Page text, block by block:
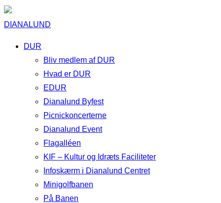
DIANALUND
DUR
Bliv medlem af DUR
Hvad er DUR
EDUR
Dianalund Byfest
Picnickoncerterne
Dianalund Event
Flagalléen
KIF – Kultur og Idræts Faciliteter
Infoskærm i Dianalund Centret
Minigolfbanen
På Banen